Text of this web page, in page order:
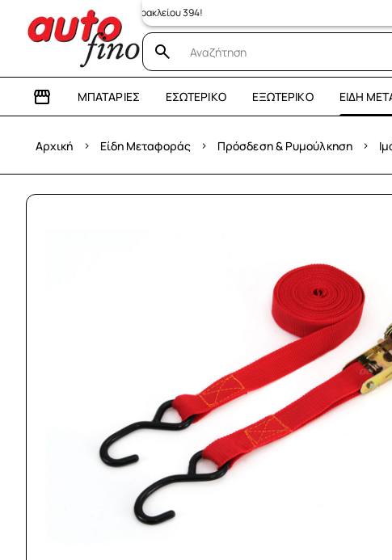
Λεωφόρος Ηρακλείου 394!
ΜΠΑΤΑΡΊΕΣ ΕΣΩΤΕΡΙΚΌ ΕΞΩΤΕΡΙΚΌ ΕΊΔΗ
Αρχική › Είδη Μεταφοράς › Πρόσδεση & Ρυμούλκηση ›